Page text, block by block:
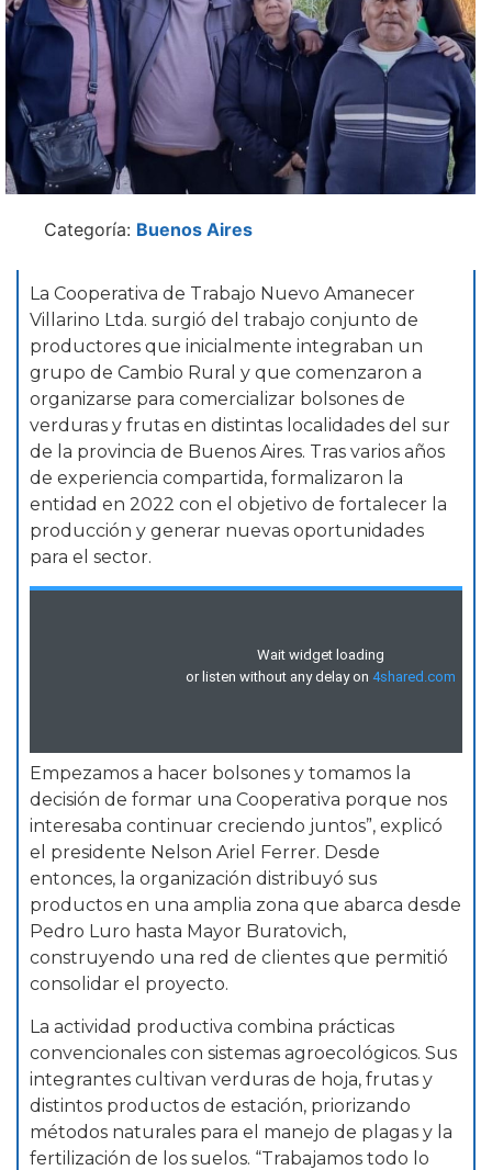
Categoría: Buenos Aires
La Cooperativa de Trabajo Nuevo Amanecer
Villarino Ltda. surgió del trabajo conjunto de
productores que inicialmente integraban un
grupo de Cambio Rural y que comenzaron a
organizarse para comercializar bolsones de
verduras y frutas en distintas localidades del sur
de la provincia de Buenos Aires. Tras varios años
de experiencia compartida, formalizaron la
entidad en 2022 con el objetivo de fortalecer la
producción y generar nuevas oportunidades
para el sector.
Empezamos a hacer bolsones y tomamos la
decisión de formar una Cooperativa porque nos
interesaba continuar creciendo juntos”, explicó
el presidente Nelson Ariel Ferrer. Desde
entonces, la organización distribuyó sus
productos en una amplia zona que abarca desde
Pedro Luro hasta Mayor Buratovich,
construyendo una red de clientes que permitió
consolidar el proyecto.
La actividad productiva combina prácticas
convencionales con sistemas agroecológicos. Sus
integrantes cultivan verduras de hoja, frutas y
distintos productos de estación, priorizando
métodos naturales para el manejo de plagas y la
fertilización de los suelos. “Trabajamos todo lo